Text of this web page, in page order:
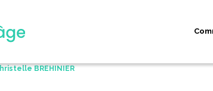
BREHINIER